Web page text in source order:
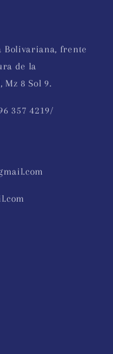
Bolivariana, frente
de la
8 Sol 9.
357 4219/